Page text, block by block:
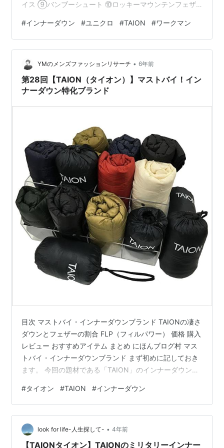
イス ⑨バンブーシュート ⑩ロッキーマウンテンフェザ
は超便利アイテム 本格的な冬がやってくる気配。寒くな
ってくると、「今の所有物で真冬は大丈夫だろう
か・・・乗り切れるだろうか・・・」と、心配性な私は
必要以上に怯えてしまいます（笑） そんな時、皆さんは
何を物色しますか？ダウン？ウールコート？はたまたマ
フラー、手袋？ 私は結構イン…
#インナーダウン #ユニクロ #TAION #ワークマン
YMのメンズファッションリサーチ • 6年前
第28回【TAION（タイオン）】マストバイ！イン
ナーダウン特化ブランド
目次 マストバイ・インナーダウンブランド TAIONの凄さ
ダウンとフェザーの割合 FLP（フィルパワー） 価格 購入
レビュー おすすめアイテム まとめ にほんブログ村 マス
トバイ・インナーダウンブランド まず初めに記しておき
ます。 今回の題材である「TAION」のインナーダウンウ
います！ 様々な観点からみてそつがなく、自信をもって
お勧めいたします！ 出典：TAION公式HP TAION（タイ
オン）は、2016年にスタートした日本のブランドです。
立ち上がったのはごく最近ですね。 記憶が正しければ、
2017年くらいからは多くのセレクトショップ等…
#タイオン #TAION #インナーダウン
look for life-人生探して- • 4年前
【TAIONタイオン】TAIONのミリタリーインナー